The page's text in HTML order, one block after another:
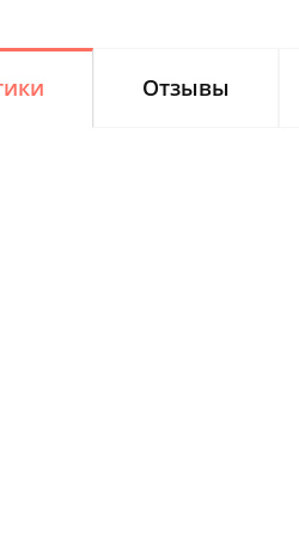
Отзывы